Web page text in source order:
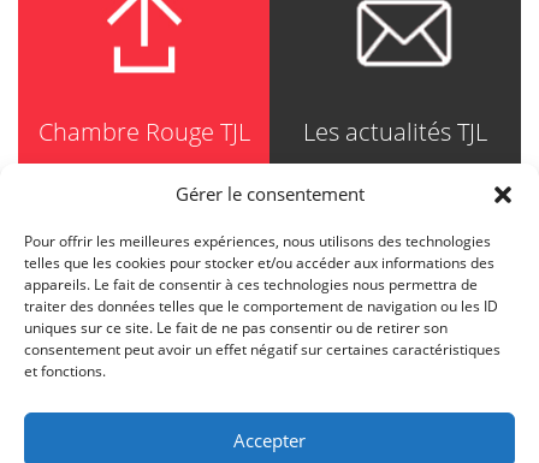
Gérer le consentement
Pour offrir les meilleures expériences, nous utilisons des technologies
telles que les cookies pour stocker et/ou accéder aux informations des
appareils. Le fait de consentir à ces technologies nous permettra de
traiter des données telles que le comportement de navigation ou les ID
uniques sur ce site. Le fait de ne pas consentir ou de retirer son
consentement peut avoir un effet négatif sur certaines caractéristiques
et fonctions.
Accepter
Chambre Rouge TJL Les actualités TJL
TRUDEL JOHNSTON & LESPÉRANCE
Avocats / Barristers & Solicitors
750, Côte de la Place d'Armes, Suite 90
Montréal (Quebec) H2Y 2X8
T514 871-8385
1-844-588-8385
info@tjl.quebec